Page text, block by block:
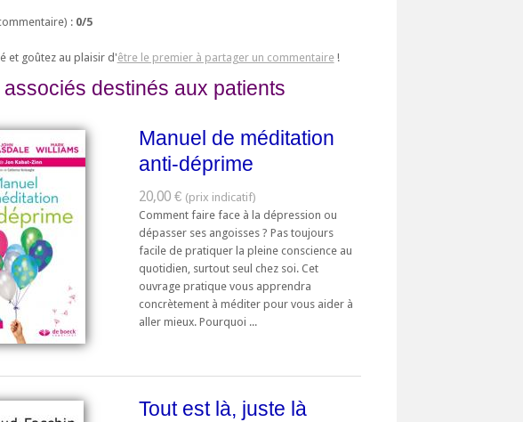
: 0/5
et goûtez au plaisir d'être le premier à partager un commentaire!
destinés aux patients
Manuel de méditation
anti-déprime
20,00 €
Comment faire face à la dépression ou
dépasser ses angoisses ? Pas toujours
facile de pratiquer la pleine conscience au
quotidien, surtout seul chez soi. Cet
ouvrage pratique vous apprendra
concrètement à méditer pour vous aider à
aller mieux. Pourquoi ...
Tout est là, juste là